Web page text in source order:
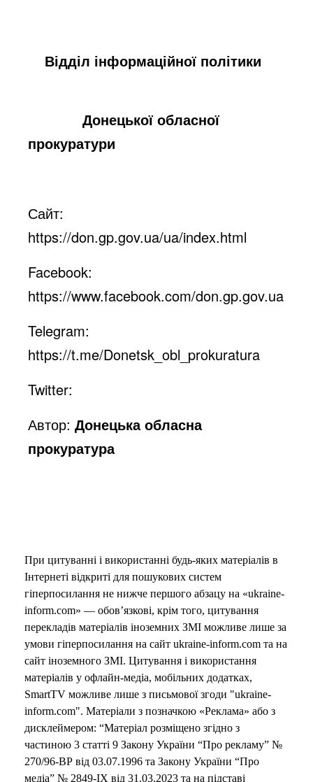
Відділ інформаційної політики
Донецької обласної
прокуратури
Сайт:
https://don.gp.gov.ua/ua/index.html
Facebook:
https://www.facebook.com/don.gp.gov.ua
Telegram:
https://t.me/Donetsk_obl_prokuratura
Twitter:
Автор:Донецька обласна
прокуратура
При цитуванні і використанні будь-яких матеріалів в
Інтернеті відкриті для пошукових систем
гіперпосилання не нижче першого абзацу на «ukraine-
inform.com» — обов’язкові, крім того, цитування
перекладів матеріалів іноземних ЗМІ можливе лише за
умови гіперпосилання на сайт ukraine-inform.com та на
сайт іноземного ЗМІ. Цитування і використання
матеріалів у офлайн-медіа, мобільних додатках,
SmartTV можливе лише з письмової згоди "ukraine-
inform.com". Матеріали з позначкою «Реклама» або з
дисклеймером: “Матеріал розміщено згідно з
частиною 3 статті 9 Закону України “Про рекламу” №
270/96-ВР від 03.07.1996 та Закону України “Про
медіа” № 2849-IX від 31.03.2023 та на підставі